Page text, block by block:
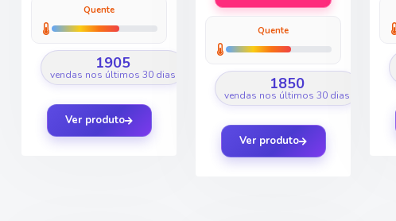
Quente
1905
vendas nos últimos 30 dias
Ver produto
Quente
1850
vendas nos últimos 30 dias
Ver produto